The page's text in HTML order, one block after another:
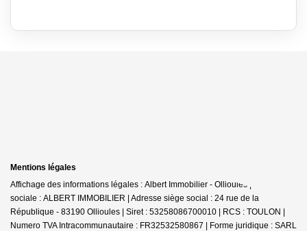
Mentions légales
Affichage des informations légales : Albert Immobilier - Ollioules | Raison
sociale : ALBERT IMMOBILIER | Adresse siège social : 24 rue de la
République - 83190 Ollioules | Siret : 53258086700010 | RCS : TOULON |
Numero TVA Intracommunautaire : FR32532580867 | Forme juridique : SARL